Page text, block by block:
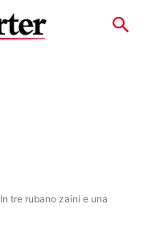
In tre rubano zaini e una